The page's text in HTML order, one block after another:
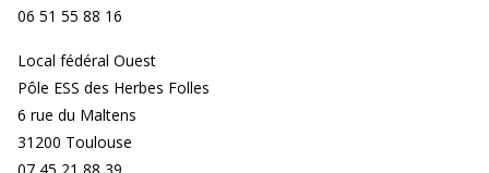
06 51 55 88 16
Local fédéral Ouest
Pôle ESS des Herbes Folles
6 rue du Maltens
31200 Toulouse